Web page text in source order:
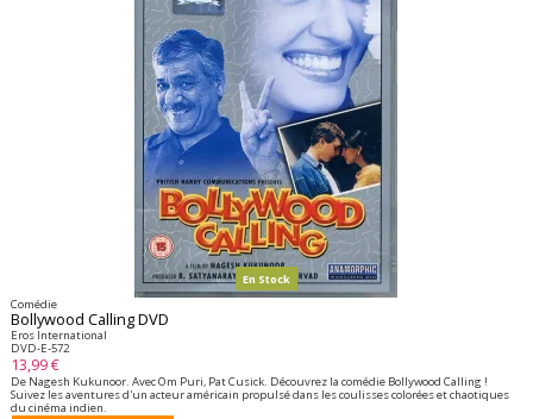
En Stock
Comédie
Bollywood Calling DVD
Eros International
DVD-E-572
13,99 €
De Nagesh Kukunoor. Avec Om Puri, Pat Cusick. Découvrez la comédie Bollywood Calling !
Suivez les aventures d'un acteur américain propulsé dans les coulisses colorées et chaotiques
du cinéma indien.